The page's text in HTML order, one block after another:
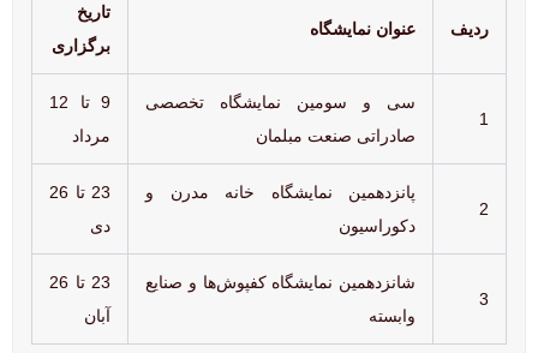
ردیف عنوان نمایشگاه
تاریخ
برگزاری
1
سی و سومین نمایشگاه تخصصی
صادراتی صنعت مبلمان
9 تا 12
مرداد
2
پانزدهمین نمایشگاه خانه مدرن و
دکوراسیون
23 تا 26
دی
3
شانزدهمین نمایشگاه کفپوش‌ها و صنایع
وابسته
23 تا 26
آبان